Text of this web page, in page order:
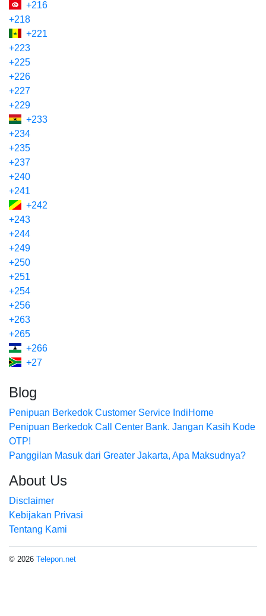
+216
+218
+221
+223
+225
+226
+227
+229
+233
+234
+235
+237
+240
+241
+242
+243
+244
+249
+250
+251
+254
+256
+263
+265
+266
+27
Blog
Penipuan Berkedok Customer Service IndiHome
Penipuan Berkedok Call Center Bank. Jangan Kasih Kode
OTP!
Panggilan Masuk dari Greater Jakarta, Apa Maksudnya?
About Us
Disclaimer
Kebijakan Privasi
Tentang Kami
© 2026 Telepon.net